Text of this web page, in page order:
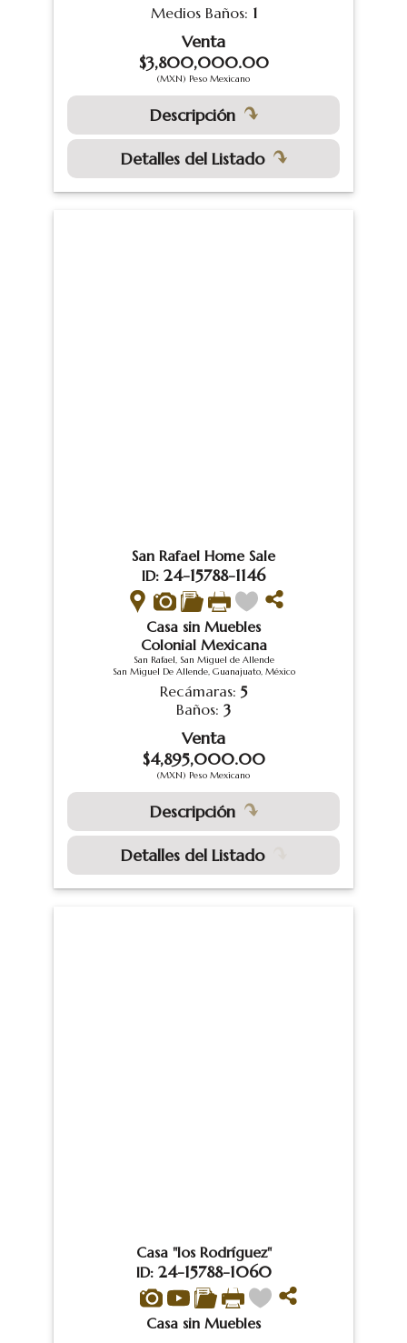
Medios Baños: 1
Venta
$3,800,000.00
(MXN) Peso Mexicano
Descripción
Detalles del Listado
San Rafael Home Sale
ID: 24-15788-1146
Casa sin Muebles
Colonial Mexicana
San Rafael, San Miguel de Allende
San Miguel De Allende, Guanajuato, México
Recámaras: 5
Baños: 3
Venta
$4,895,000.00
(MXN) Peso Mexicano
Descripción
Detalles del Listado
Casa "los Rodríguez"
ID: 24-15788-1060
Casa sin Muebles